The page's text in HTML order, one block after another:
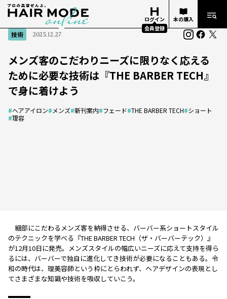
ログイン
会員登録
本の購入
技術 2023.12.27
メンズ客のこだわりニーズに限りなく応える
ために必要な技術は『THE BARBER TECH』
で身に着けよう
#ヘアアイロン# メンズ#新刊案内#フェード#THE BARBER TECH#ショート
#理容
細部にこだわるメンズ客を納得させる、バーバー系ショートスタイル
のテクニックを学べる『THE BARBER TECH（ザ・バーバーテック）』
が12月10日に発売。メンズスタイルの幅広いニーズに応えて支持を得ら
るには、バーバーで独自に進化してき技術が必要になることもある。令
和の時代は、理美容師という枠にとらわれず、ヘアデザインの表現とし
てさまざまな知識や技術を吸収していこう。